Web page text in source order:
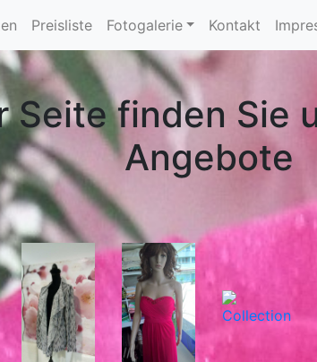
Preisliste Fotogalerie Kontakt
Seite finden Sie
Angebote